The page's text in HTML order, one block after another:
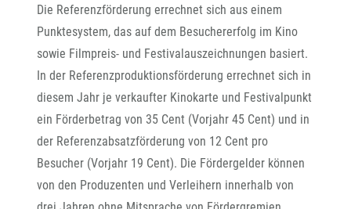
Die Referenzförderung errechnet sich aus einem
Punktesystem, das auf dem Besuchererfolg im Kino
sowie Filmpreis- und Festivalauszeichnungen basiert.
In der Referenzproduktionsförderung errechnet sich in
diesem Jahr je verkaufter Kinokarte und Festivalpunkt
ein Förderbetrag von 35 Cent (Vorjahr 45 Cent) und in
der Referenzabsatzförderung von 12 Cent pro
Besucher (Vorjahr 19 Cent). Die Fördergelder können
von den Produzenten und Verleihern innerhalb von